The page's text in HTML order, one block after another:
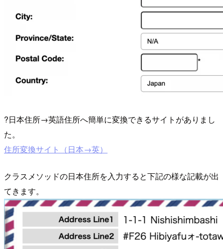
?日本住所→英語住所へ簡単に変換できるサイトがありまし
た。
住所変換サイト（日本→英）
クラスメソッドの日本住所を入力すると下記の様な記載が出
てきます。